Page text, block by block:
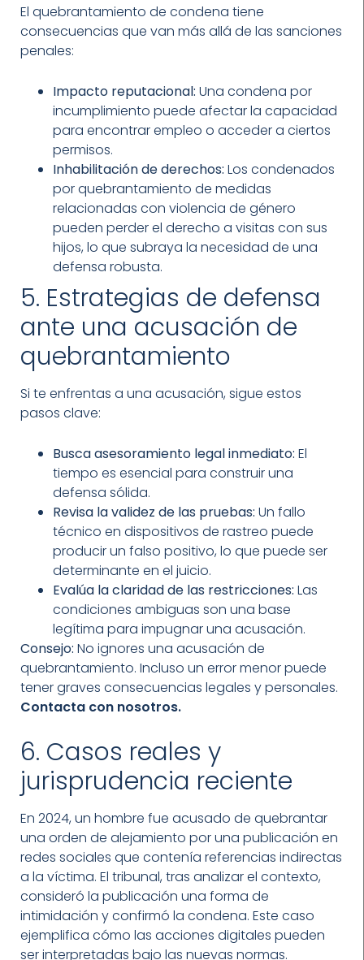
El quebrantamiento de condena tiene
consecuencias que van más allá de las sanciones
penales:
Impacto reputacional: Una condena por
incumplimiento puede afectar la capacidad
para encontrar empleo o acceder a ciertos
permisos.
Inhabilitación de derechos: Los condenados
por quebrantamiento de medidas
relacionadas con violencia de género
pueden perder el derecho a visitas con sus
hijos, lo que subraya la necesidad de una
defensa robusta.
5. Estrategias de defensa
ante una acusación de
quebrantamiento
Si te enfrentas a una acusación, sigue estos
pasos clave:
Busca asesoramiento legal inmediato: El
tiempo es esencial para construir una
defensa sólida.
Revisa la validez de las pruebas: Un fallo
técnico en dispositivos de rastreo puede
producir un falso positivo, lo que puede ser
determinante en el juicio.
Evalúa la claridad de las restricciones: Las
condiciones ambiguas son una base
legítima para impugnar una acusación.
Consejo: No ignores una acusación de
quebrantamiento. Incluso un error menor puede
tener graves consecuencias legales y personales.
Contacta con nosotros.
6. Casos reales y
jurisprudencia reciente
En 2024, un hombre fue acusado de quebrantar
una orden de alejamiento por una publicación en
redes sociales que contenía referencias indirectas
a la víctima. El tribunal, tras analizar el contexto,
consideró la publicación una forma de
intimidación y confirmó la condena. Este caso
ejemplifica cómo las acciones digitales pueden
ser interpretadas bajo las nuevas normas.